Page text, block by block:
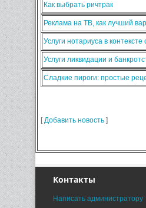
Как выбрать ричтрак
Реклама на ТВ, как лучший
Услуги нотариуса в
Услуги ликвидации и
Сладкие пироги: простые
[Добавить новость ]
Контакты
Написать администратору